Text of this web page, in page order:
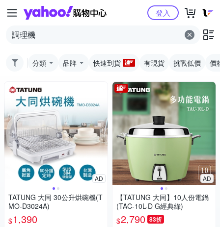
Yahoo購物中心登入
分類 品牌 快速到貨 有現貨 挑戰低價 價
AD
TATUNG 大同 30公升烘碗機(T
MO-D3024A)
$1,390
AD
【TATUNG 大同】10人份電鍋
(TAC-10L-D G經典綠)
$2,790 83折